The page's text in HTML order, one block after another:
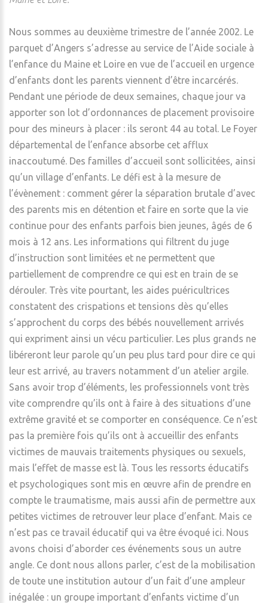
Nous sommes au deuxième trimestre de l’année 2002. Le
parquet d’Angers s’adresse au service de l’Aide sociale à
l’enfance du Maine et Loire en vue de l’accueil en urgence
d’enfants dont les parents viennent d’être incarcérés.
Pendant une période de deux semaines, chaque jour va
apporter son lot d’ordonnances de placement provisoire
pour des mineurs à placer : ils seront 44 au total. Le Foyer
départemental de l’enfance absorbe cet afflux
inaccoutumé. Des familles d’accueil sont sollicitées, ainsi
qu’un village d’enfants. Le défi est à la mesure de
l’évènement : comment gérer la séparation brutale d’avec
des parents mis en détention et faire en sorte que la vie
continue pour des enfants parfois bien jeunes, âgés de 6
mois à 12 ans. Les informations qui filtrent du juge
d’instruction sont limitées et ne permettent que
partiellement de comprendre ce qui est en train de se
dérouler. Très vite pourtant, les aides puéricultrices
constatent des crispations et tensions dès qu’elles
s’approchent du corps des bébés nouvellement arrivés
qui expriment ainsi un vécu particulier. Les plus grands ne
libéreront leur parole qu’un peu plus tard pour dire ce qui
leur est arrivé, au travers notamment d’un atelier argile.
Sans avoir trop d’éléments, les professionnels vont très
vite comprendre qu’ils ont à faire à des situations d’une
extrême gravité et se comporter en conséquence. Ce n’est
pas la première fois qu’ils ont à accueillir des enfants
victimes de mauvais traitements physiques ou sexuels,
mais l’effet de masse est là. Tous les ressorts éducatifs
et psychologiques sont mis en œuvre afin de prendre en
compte le traumatisme, mais aussi afin de permettre aux
petites victimes de retrouver leur place d’enfant. Mais ce
n’est pas ce travail éducatif qui va être évoqué ici. Nous
avons choisi d’aborder ces événements sous un autre
angle. Ce dont nous allons parler, c’est de la mobilisation
de toute une institution autour d’un fait d’une ampleur
inégalée : un groupe important d’enfants victime d’un